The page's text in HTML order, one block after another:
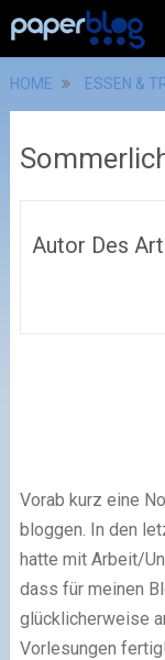
HOME ESSEN &
Autor Des
Vorab kurz eine
bloggen. In den
hatte mit Arbeit/
dass für meinen
glücklicherweise
Vorlesungen